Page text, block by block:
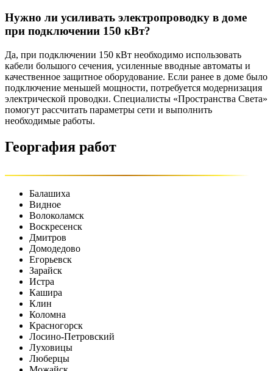
Нужно ли усиливать электропроводку в доме
при подключении 150 кВт?
Да, при подключении 150 кВт необходимо использовать
кабели большого сечения, усиленные вводные автоматы и
качественное защитное оборудование. Если ранее в доме было
подключение меньшей мощности, потребуется модернизация
электрической проводки. Специалисты «Пространства Света»
помогут рассчитать параметры сети и выполнить
необходимые работы.
Георгафия работ
Балашиха
Видное
Волоколамск
Воскресенск
Дмитров
Домодедово
Егорьевск
Зарайск
Истра
Кашира
Клин
Коломна
Красногорск
Лосино-Петровский
Луховицы
Люберцы